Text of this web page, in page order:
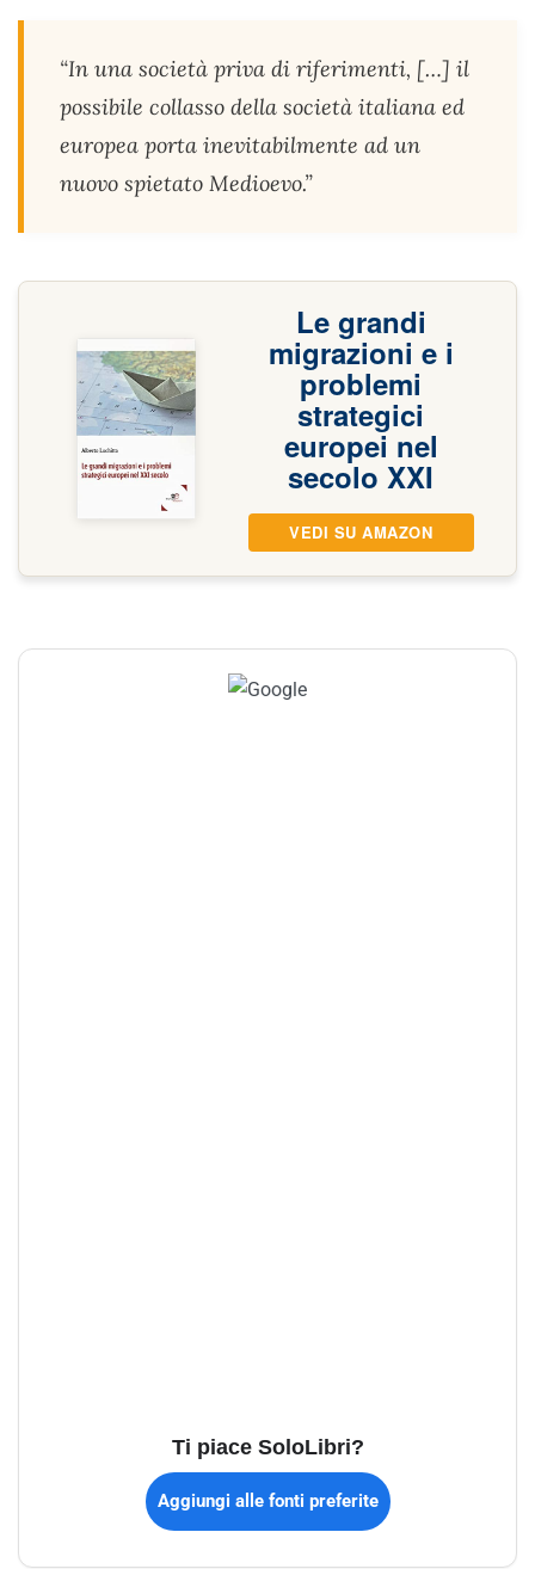
“In una società priva di riferimenti, […] il
possibile collasso della società italiana ed
europea porta inevitabilmente ad un
nuovo spietato Medioevo.”
Le grandi
migrazioni e i
problemi
strategici
europei nel
secolo XXI
VEDI SU AMAZON
Ti piace SoloLibri?
Aggiungi alle fonti preferite